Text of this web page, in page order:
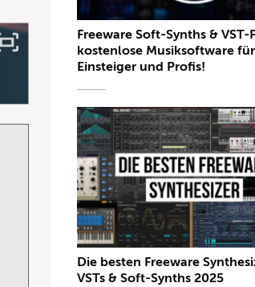
Freeware Soft-Synths &
kostenlose Musiksoftware für
Einsteiger und Profis!
Die besten Freeware
VSTs & Soft-Synths 2025